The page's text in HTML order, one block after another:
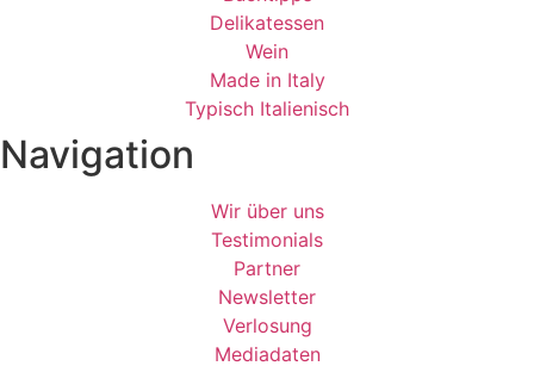
Delikatessen
Wein
Made in Italy
Typisch Italienisch
Navigation
Wir über uns
Testimonials
Partner
Newsletter
Verlosung
Mediadaten